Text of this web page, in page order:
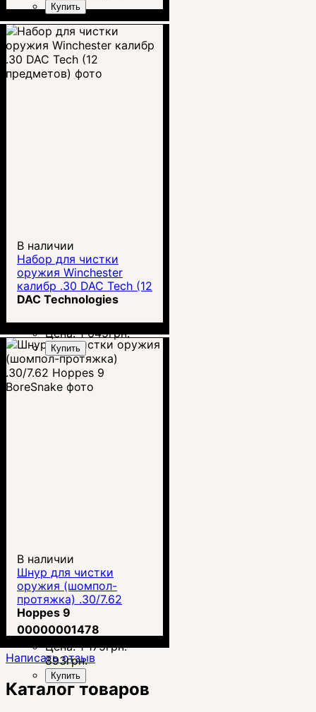
Купить
В наличии
Набор для чистки
оружия Winchester
калибр .30 DAC Tech (12
предметов)
DAC Technologies
Цена:1 645грн.
Купить
В наличии
Шнур для чистки
оружия (шомпол-
протяжка) .30/7.62
Hoppes 9 BoreSnake
Hoppes 9
00000001478
Цена:1 175грн.
893грн.
Купить
Написать отзыв
Каталог товаров